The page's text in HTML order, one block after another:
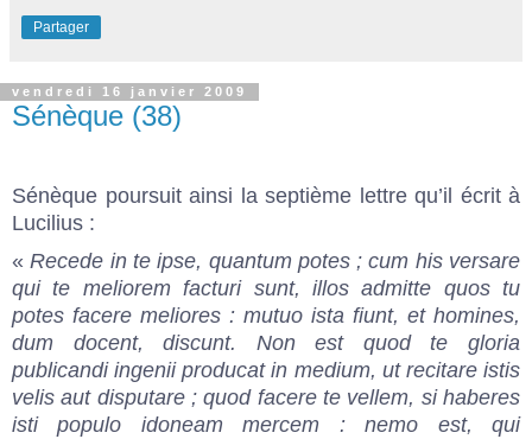
Partager
vendredi 16 janvier 2009
Sénèque (38)
Sénèque poursuit ainsi la septième lettre qu’il écrit à
Lucilius :
«Recede in te ipse, quantum potes ; cum his versare
qui te meliorem facturi sunt, illos admitte quos tu
potes facere meliores : mutuo ista fiunt, et homines,
dum docent, discunt. Non est quod te gloria
publicandi ingenii producat in medium, ut recitare istis
velis aut disputare ; quod facere te vellem, si haberes
isti populo idoneam mercem : nemo est, qui